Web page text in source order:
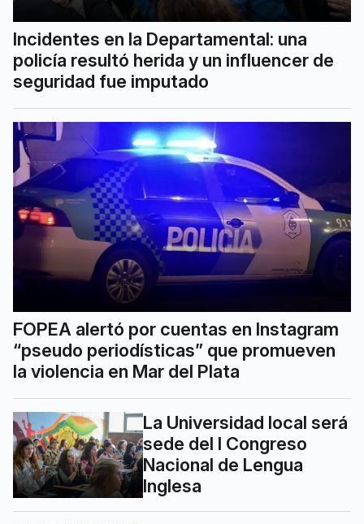
Incidentes en la Departamental: una
policía resultó herida y un influencer de
seguridad fue imputado
FOPEA alertó por cuentas en Instagram
“pseudo periodísticas” que promueven
la violencia en Mar del Plata
La Universidad local será
sede del I Congreso
Nacional de Lengua
Inglesa